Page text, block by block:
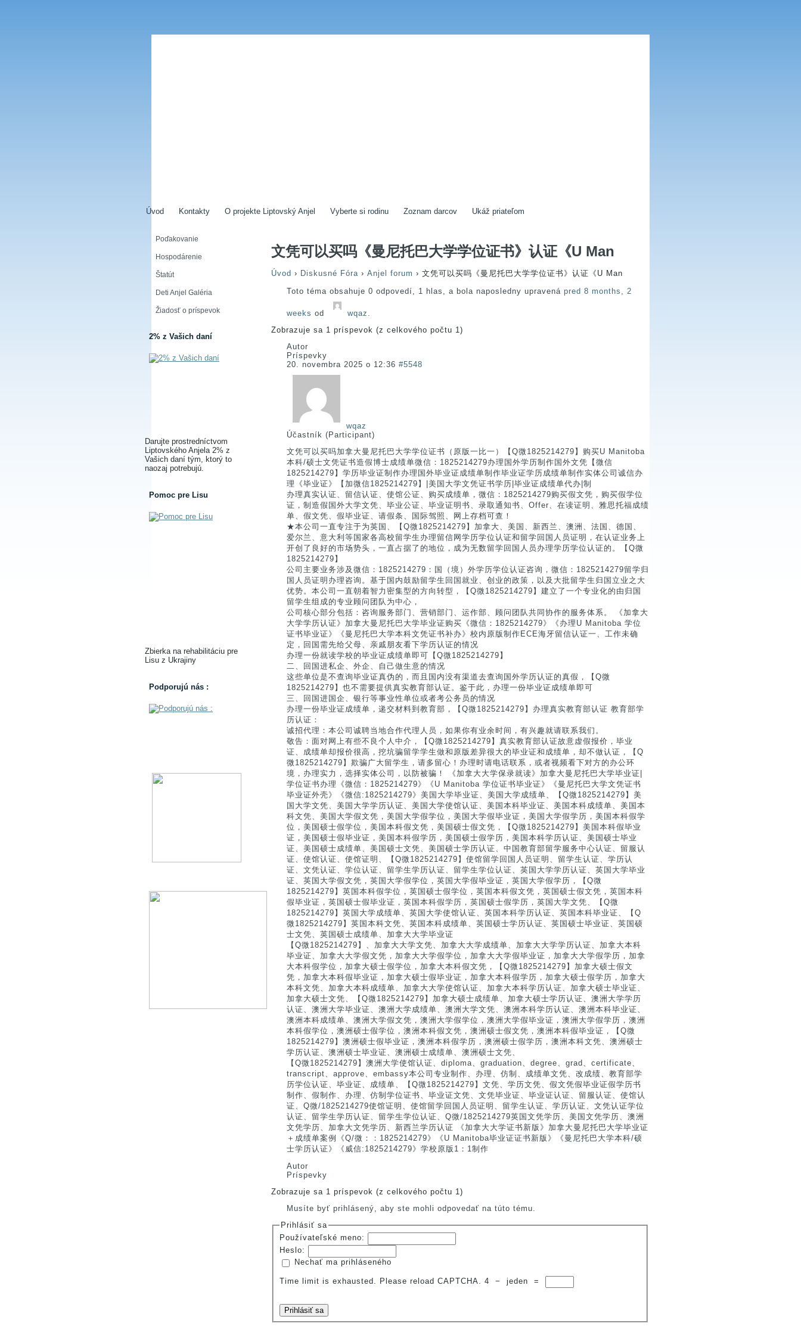
Úvod Kontakty O projekte Liptovský Anjel Vyberte si rodinu Zoznam darcov Ukáž priateľom
Poďakovanie
Hospodárenie
Štatút
Deti Anjel Galéria
Žiadosť o príspevok
2% z Vašich daní
Darujte prostredníctvom
Liptovského Anjela 2% z
Vašich daní tým, ktorý to
naozaj potrebujú.
Pomoc pre Lisu
Zbierka na rehabilitáciu pre
Lisu z Ukrajiny
Podporujú nás :
文凭可以买吗《曼尼托巴大学学位证书》认证《U Man
Úvod › Diskusné Fóra › Anjel forum › 文凭可以买吗《曼尼托巴大学学位证书》认证《U Man
Toto téma obsahuje 0 odpovedí, 1 hlas, a bola naposledny upravená pred 8 months, 2
weeks od wqaz .
Zobrazuje sa 1 príspevok (z celkového počtu 1)
Autor
Príspevky
20. novembra 2025 o 12:36 #5548
wqaz
Účastník (Participant)
文凭可以买吗加拿大曼尼托巴大学学位证书（原版一比一）【Q微1825214279】购买U Manitoba
本科/硕士文凭证书造假博士成绩单微信：1825214279办理国外学历制作国外文凭【微信
1825214279】学历毕业证制作办理国外毕业证成绩单制作毕业证学历成绩单制作实体公司诚信办
理《毕业证》【加微信1825214279】|美国大学文凭证书学历|毕业证成绩单代办|制
办理真实认证、留信认证、使馆公证、购买成绩单，微信：1825214279购买假文凭，购买假学位
证，制造假国外大学文凭、毕业公证、毕业证明书、录取通知书、Offer、在读证明、雅思托福成绩
单、假文凭、假毕业证、请假条、国际驾照、网上存档可查！
★本公司一直专注于为英国、【Q微1825214279】加拿大、美国、新西兰、澳洲、法国、德国、
爱尔兰、意大利等国家各高校留学生办理留信网学历学位认证和留学回国人员证明，在认证业务上
开创了良好的市场势头，一直占据了的地位，成为无数留学回国人员办理学历学位认证的。【Q微
1825214279】
公司主要业务涉及微信：1825214279：国（境）外学历学位认证咨询，微信：1825214279留学归
国人员证明办理咨询。基于国内鼓励留学生回国就业、创业的政策，以及大批留学生归国立业之大
优势。本公司一直朝着智力密集型的方向转型，【Q微1825214279】建立了一个专业化的由归国
留学生组成的专业顾问团队为中心，
公司核心部分包括：咨询服务部门、营销部门、运作部、顾问团队共同协作的服务体系。 《加拿大
大学学历认证》加拿大曼尼托巴大学毕业证购买《微信：1825214279》《办理U Manitoba 学位
证书毕业证》《曼尼托巴大学本科文凭证书补办》校内原版制作ECE海牙留信认证一、工作未确
定，回国需先给父母、亲戚朋友看下学历认证的情况
办理一份就读学校的毕业证成绩单即可【Q微1825214279】
二、回国进私企、外企、自己做生意的情况
这些单位是不查询毕业证真伪的，而且国内没有渠道去查询国外学历认证的真假，【Q微
1825214279】也不需要提供真实教育部认证。鉴于此，办理一份毕业证成绩单即可
三、回国进国企、银行等事业性单位或者考公务员的情况
办理一份毕业证成绩单，递交材料到教育部，【Q微1825214279】办理真实教育部认证 教育部学
历认证：
诚招代理：本公司诚聘当地合作代理人员，如果你有业余时间，有兴趣就请联系我们。
敬告：面对网上有些不良个人中介，【Q微1825214279】真实教育部认证故意虚假报价，毕业
证、成绩单却报价很高，挖坑骗留学学生做和原版差异很大的毕业证和成绩单，却不做认证，【Q
微1825214279】欺骗广大留学生，请多留心！办理时请电话联系，或者视频看下对方的办公环
境，办理实力，选择实体公司，以防被骗！ 《加拿大大学保录就读》加拿大曼尼托巴大学毕业证|
学位证书办理《微信：1825214279》《U Manitoba 学位证书毕业证》《曼尼托巴大学文凭证书
毕业证外壳》《微信:1825214279》美国大学毕业证、美国大学成绩单、【Q微1825214279】美
国大学文凭、美国大学学历认证、美国大学使馆认证、美国本科毕业证、美国本科成绩单、美国本
科文凭、美国大学假文凭，美国大学假学位，美国大学假毕业证，美国大学假学历，美国本科假学
位，美国硕士假学位，美国本科假文凭，美国硕士假文凭，【Q微1825214279】美国本科假毕业
证，美国硕士假毕业证，美国本科假学历，美国硕士假学历，美国本科学历认证、美国硕士毕业
证、美国硕士成绩单、美国硕士文凭、美国硕士学历认证、中国教育部留学服务中心认证、留服认
证、使馆认证、使馆证明、【Q微1825214279】使馆留学回国人员证明、留学生认证、学历认
证、文凭认证、学位认证、留学生学历认证、留学生学位认证、英国大学学历认证、英国大学毕业
证、英国大学假文凭，英国大学假学位，英国大学假毕业证，英国大学假学历，【Q微
1825214279】英国本科假学位，英国硕士假学位，英国本科假文凭，英国硕士假文凭，英国本科
假毕业证，英国硕士假毕业证，英国本科假学历，英国硕士假学历，英国大学文凭、【Q微
1825214279】英国大学成绩单、英国大学使馆认证、英国本科学历认证、英国本科毕业证、【Q
微1825214279】英国本科文凭、英国本科成绩单、英国硕士学历认证、英国硕士毕业证、英国硕
士文凭、英国硕士成绩单、加拿大大学毕业证
【Q微1825214279】、加拿大大学文凭、加拿大大学成绩单、加拿大大学学历认证、加拿大本科
毕业证、加拿大大学假文凭，加拿大大学假学位，加拿大大学假毕业证，加拿大大学假学历，加拿
大本科假学位，加拿大硕士假学位，加拿大本科假文凭，【Q微1825214279】加拿大硕士假文
凭，加拿大本科假毕业证，加拿大硕士假毕业证，加拿大本科假学历，加拿大硕士假学历，加拿大
本科文凭、加拿大本科成绩单、加拿大大学使馆认证、加拿大本科学历认证、加拿大硕士毕业证、
加拿大硕士文凭、【Q微1825214279】加拿大硕士成绩单、加拿大硕士学历认证、澳洲大学学历
认证、澳洲大学毕业证、澳洲大学成绩单、澳洲大学文凭、澳洲本科学历认证、澳洲本科毕业证、
澳洲本科成绩单、澳洲大学假文凭，澳洲大学假学位，澳洲大学假毕业证，澳洲大学假学历，澳洲
本科假学位，澳洲硕士假学位，澳洲本科假文凭，澳洲硕士假文凭，澳洲本科假毕业证，【Q微
1825214279】澳洲硕士假毕业证，澳洲本科假学历，澳洲硕士假学历，澳洲本科文凭、澳洲硕士
学历认证、澳洲硕士毕业证、澳洲硕士成绩单、澳洲硕士文凭、
【Q微1825214279】澳洲大学使馆认证、diploma、graduation、degree、grad、certificate、
transcript、approve、embassy本公司专业制作、办理、仿制、成绩单文凭、改成绩、教育部学
历学位认证、毕业证、成绩单、【Q微1825214279】文凭、学历文凭、假文凭假毕业证假学历书
制作、假制作、办理、仿制学位证书、毕业证文凭、文凭毕业证、毕业证认证、留服认证、使馆认
证、Q微/1825214279使馆证明、使馆留学回国人员证明、留学生认证、学历认证、文凭认证学位
认证、留学生学历认证、留学生学位认证、Q微/1825214279英国文凭学历、美国文凭学历、澳洲
文凭学历、加拿大文凭学历、新西兰学历认证 《加拿大大学证书新版》加拿大曼尼托巴大学毕业证
＋成绩单案例《Q/微：：1825214279》《U Manitoba毕业证证书新版》《曼尼托巴大学本科/硕
士学历认证》《威信:1825214279》学校原版1：1制作
Autor
Príspevky
Zobrazuje sa 1 príspevok (z celkového počtu 1)
Musíte byť prihlásený, aby ste mohli odpovedať na túto tému.
Prihlásiť sa
Používateľské meno:
Heslo:
Nechať ma prihláseného
Time limit is exhausted. Please reload CAPTCHA. 4 − jeden =
Prihlásiť sa